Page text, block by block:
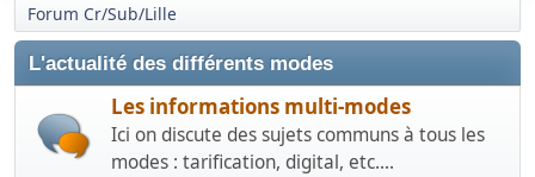
Forum Cr/Sub/Lille
L'actualité des différents modes
Les informations multi-modes
Ici on discute des sujets communs à tous les
modes : tarification, digital, etc....